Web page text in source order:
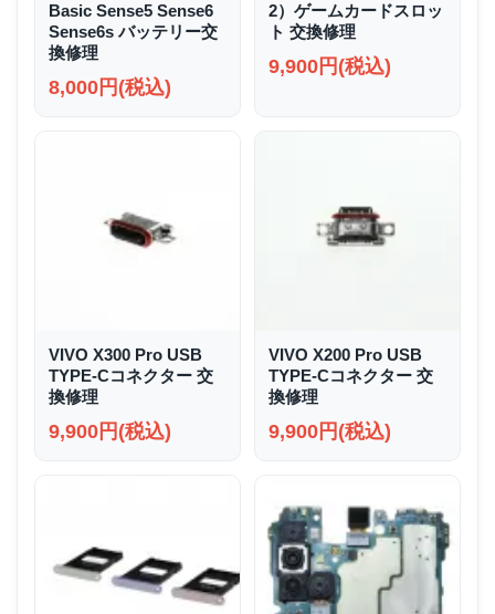
Basic Sense5 Sense6
Sense6s バッテリー交
換修理
8,000円(税込)
2）ゲームカードスロッ
ト 交換修理
9,900円(税込)
VIVO X300 Pro USB
TYPE-Cコネクター 交
換修理
9,900円(税込)
VIVO X200 Pro USB
TYPE-Cコネクター 交
換修理
9,900円(税込)